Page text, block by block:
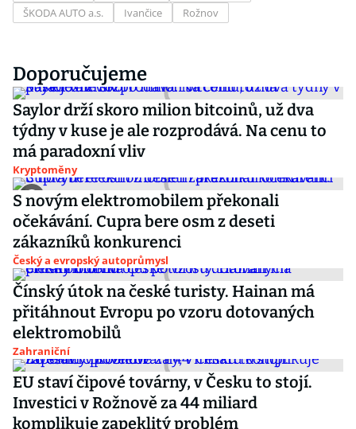
ŠKODA AUTO a.s.
Ivančice Rožnov
Doporučujeme
Saylor drží skoro milion bitcoinů, už dva
týdny v kuse je ale rozprodává. Na cenu to
má paradoxní vliv
Kryptoměny
S novým elektromobilem překonali
očekávání. Cupra bere osm z deseti
zákazníků konkurenci
Český a evropský autoprůmysl
Čínský útok na české turisty. Hainan má
přitáhnout Evropu po vzoru dotovaných
elektromobilů
Zahraniční
EU staví čipové továrny, v Česku to stojí.
Investici v Rožnově za 44 miliard
komplikuje zapeklitý problém